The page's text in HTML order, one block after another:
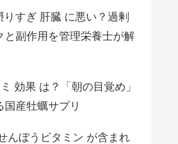
りすぎ 肝臓 に悪い？過剰
と副作用を管理栄養士が解
効果 は？「朝の目覚め」
国産牡蠣サプリ
んぼうビタミン が含まれ